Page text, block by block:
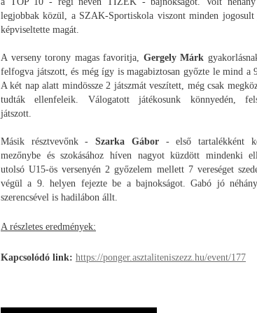
legjobbak közül, a SZAK-Sportiskola viszont minden jogosult
képviseltette magát.
A verseny torony magas favoritja, Gergely Márk
felfogva játszott, és még így is magabiztosan győzte le mind a
A két nap alatt mindössze 2 játszmát veszített, még csak
tudták ellenfeleik. Válogatott játékosunk könnyedén,
játszott.
Másik résztvevőnk -Szarka Gábor- első tartalékként
mezőnybe és szokásához híven nagyot küzdött mindenki
utolsó U15-ös versenyén 2 győzelem mellett 7 vereséget
végül a 9. helyen fejezte be a bajnokságot. Gabó jó
szerencsével is hadilábon állt.
A részletes eredmények:
Kapcsolódó link: https://ponger.asztaliteniszezz.hu/event/177